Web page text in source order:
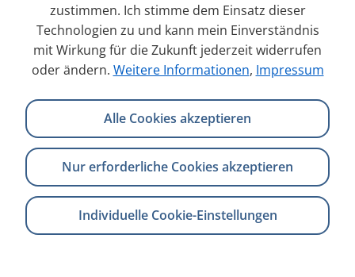
TYPO3
zustimmen. Ich stimme dem Einsatz dieser
Technologien zu und kann mein Einverständnis
mit Wirkung für die Zukunft jederzeit widerrufen
oder ändern. Weitere Informationen, Impressum
Alle Cookies akzeptieren
Nur erforderliche Cookies akzeptieren
Individuelle Cookie-Einstellungen